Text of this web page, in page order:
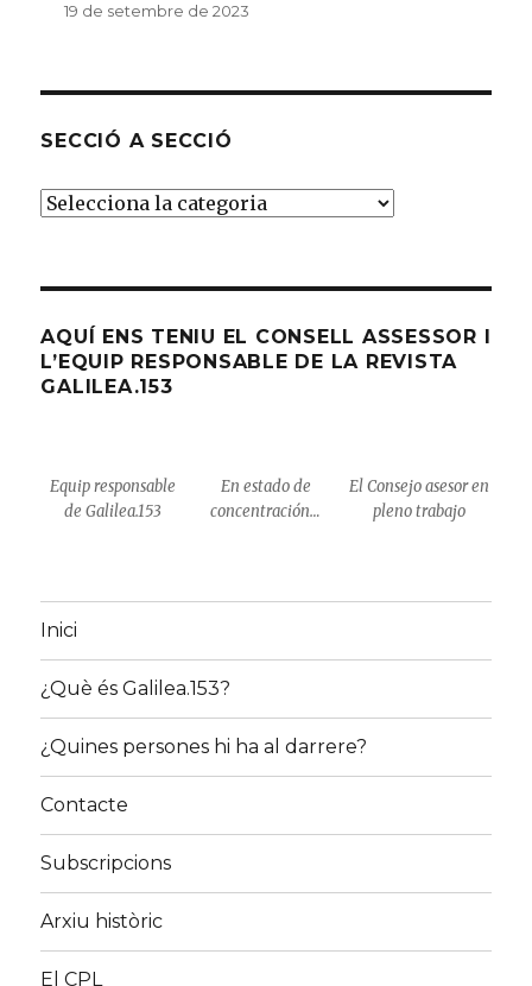
19 de setembre de 2023
SECCIÓ A SECCIÓ
SECCIÓ
AQUÍ ENS TENIU EL CONSELL ASSESSOR I
L’EQUIP RESPONSABLE DE LA REVISTA
GALILEA.153
Equip responsable
de Galilea.153
En estado de
concentración…
El Consejo asesor en
pleno trabajo
Inici
¿Què és Galilea.153?
¿Quines persones hi ha al darrere?
Contacte
Subscripcions
Arxiu històric
El CPL